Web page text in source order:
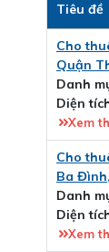
Tiêu đề
Cho
Quận
Danh
Diện
Xem
Cho
Ba
Danh
Diện
Xem